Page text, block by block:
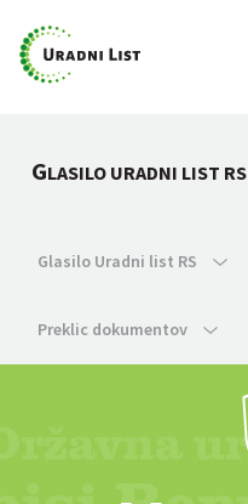
GLASILO URADNI LIST RS
Glasilo Uradni list RS
Preklic dokumentov